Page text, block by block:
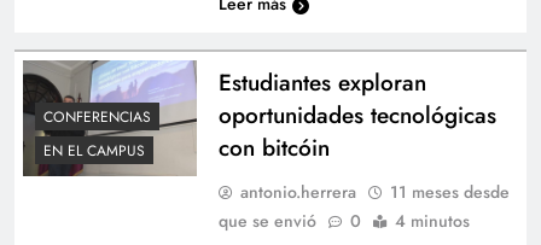
CONFERENCIAS
EN EL CAMPUS
Estudiantes exploran
oportunidades tecnológicas
con bitcóin
antonio.herrera
11 meses desde
que se envió
0 4 minutos